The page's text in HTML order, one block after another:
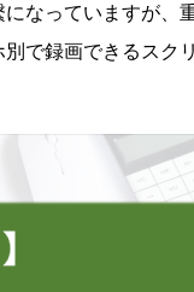
なっていますが、
で録画できるスク